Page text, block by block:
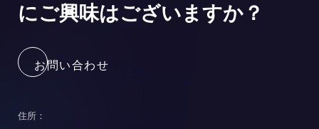
にご興味はございますか？
お問い合わせ
住所：